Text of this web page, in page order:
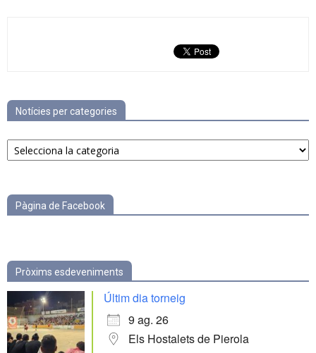
Notícies per categories
Notícies
per
Pàgina de Facebook
Pròxims esdeveniments
Últim dia torneig
9 ag. 26
Els Hostalets de Pierola